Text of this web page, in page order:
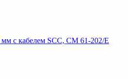
с кабелем SCC, CM 61-202/E